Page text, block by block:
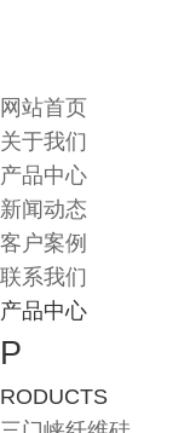
网站首页
关于我们
产品中心
新闻动态
客户案例
联系我们
产品中心
P
RODUCTS